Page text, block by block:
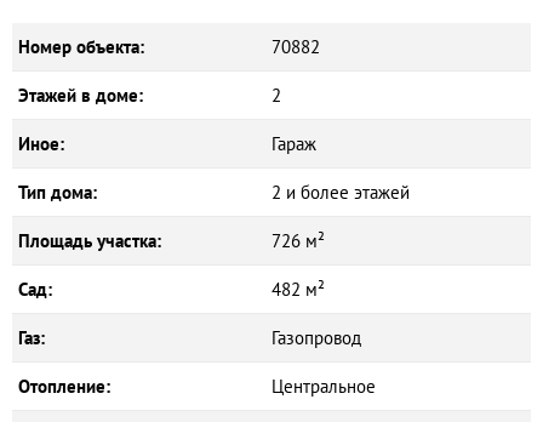
Номер объекта: 70882
Этажей в доме: 2
Иное: Гараж
Тип дома: 2 и более этажей
Площадь участка: 726 м²
Сад: 482 м²
Газ: Газопровод
Отопление: Центральное